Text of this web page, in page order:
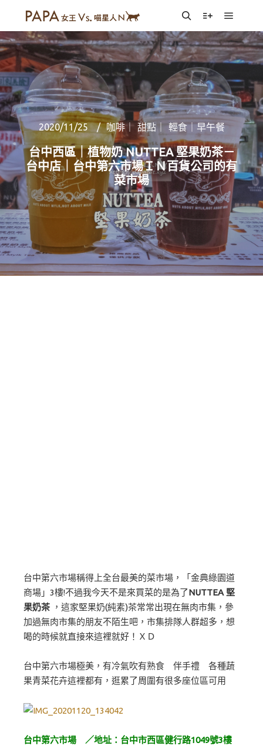
SearchMore info
Main
2020/11/25 咖啡｜ 甜點｜ 輕食｜早午餐
台中西區｜植物奶 NUTTEA 堅果奶茶－
台中店｜台中第六市場ＩＮ百貨公司的有
菜市場
台中第六市場稱得上全台最美的菜市場，「金典綠園道
商場」3樓!不過我今天不是來買菜的是為了NUTTEA 堅
果奶茶 ，這家堅果奶(純素)茶常常出現在無肉市集，參
加過無肉市集的朋友不陌生吧，市集排隊人群超多，想
喝的時候就直接來這裡就好！ＸＤ
台中第六市場極美，有冷氣吹有熟食 伴手禮 各種蔬
果青菜花卉這裡都有，逛累了周圍有很多座位區可用
台中第六市場 ／地址：台中市西區健行路1049號3樓